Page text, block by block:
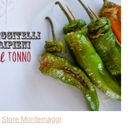
Store Montemaggi